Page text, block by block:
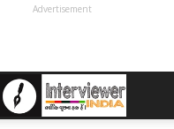
Advertisement